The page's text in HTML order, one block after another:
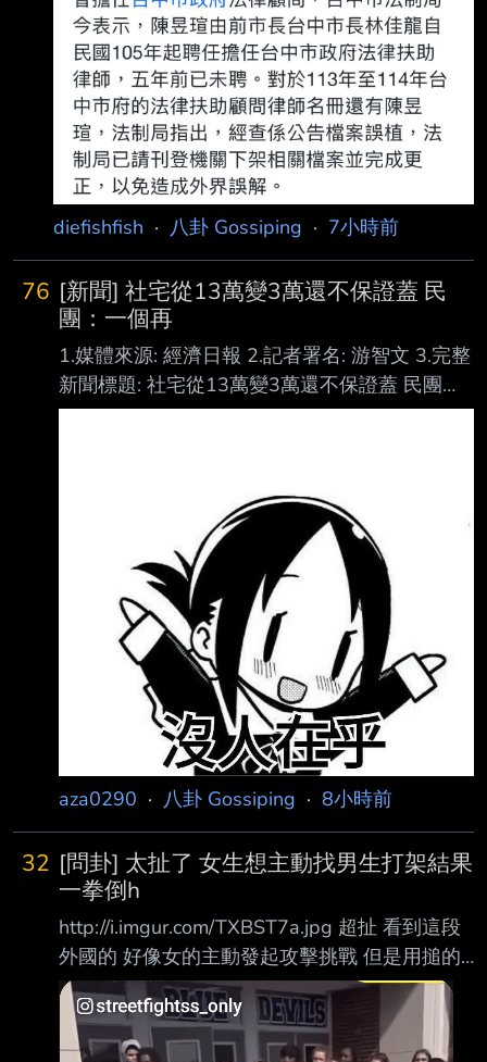
diefishfish · 八卦 Gossiping · 7小時前
76 [新聞] 社宅從13萬變3萬還不保證蓋 民
團：一個再
1.媒體來源: 經濟日報 2.記者署名: 游智文 3.完整
新聞標題: 社宅從13萬變3萬還不保證蓋 民團：
一個再也等不到的家 4.完整新聞內文: 民團今舉
承諾的8年13萬戶，一舉砍到3萬戶，且連3萬戶
也不保證，不只是創惡例， 更是毀制度。對苦
於居住不安的民眾而言，一個再也等不到的家。
民團表示，延宕許久的社宅興辦計畫，答案揭
曉，行政院於115年7月修正新版「百萬戶租 屋
家庭支持計畫（114-121年）」，將直接興辦社
aza0290 · 八卦 Gossiping · 8小時前
32 [問卦] 太扯了 女生想主動找男生打架結果
一拳倒h
http://i.imgur.com/TXBST7a.jpg 超扯 看到這段
外國的 好像女的主動發起攻擊挑戰 但是用搥的
結果男的不爽直接一拳結束 女的直接被打茫在
地上 太扯了吧 怎有女的敢直接跟男生打架 有人
說男的算克制了 分出勝負就沒要補 真的牙起來